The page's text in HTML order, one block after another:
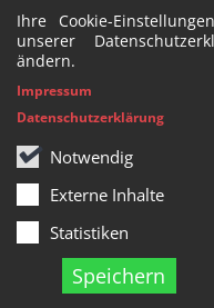
Ihre Cookie-
unserer
ändern.
Notwendig
Externe Inhalte
Statistiken
Speichern
Impressum
Datenschutzerklärung